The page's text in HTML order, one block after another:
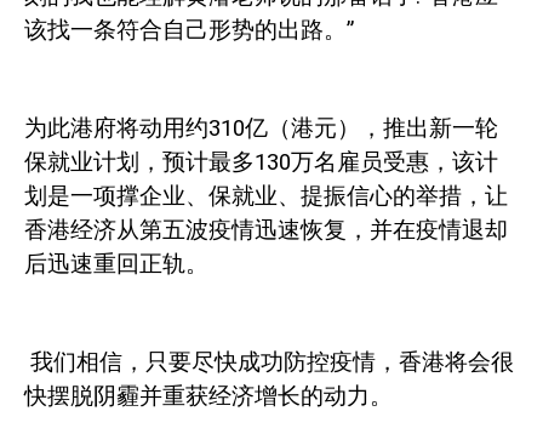
该找一条符合自己形势的出路。”
为此港府将动用约310亿（港元），推出新一轮
保就业计划，预计最多130万名雇员受惠，该计
划是一项撑企业、保就业、提振信心的举措，让
香港经济从第五波疫情迅速恢复，并在疫情退却
后迅速重回正轨。
我们相信，只要尽快成功防控疫情，香港将会很
快摆脱阴霾并重获经济增长的动力。